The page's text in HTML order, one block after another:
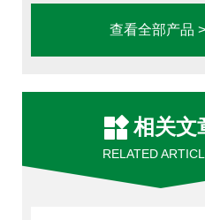
查看全部产品
相关文
RELATED